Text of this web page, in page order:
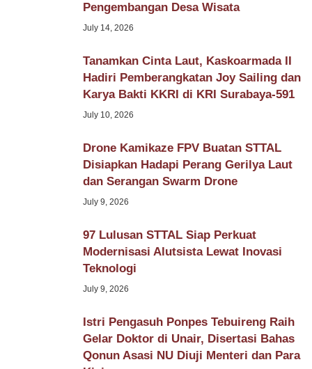
Pengembangan Desa Wisata
July 14, 2026
Tanamkan Cinta Laut, Kaskoarmada II
Hadiri Pemberangkatan Joy Sailing dan
Karya Bakti KKRI di KRI Surabaya-591
July 10, 2026
Drone Kamikaze FPV Buatan STTAL
Disiapkan Hadapi Perang Gerilya Laut
dan Serangan Swarm Drone
July 9, 2026
97 Lulusan STTAL Siap Perkuat
Modernisasi Alutsista Lewat Inovasi
Teknologi
July 9, 2026
Istri Pengasuh Ponpes Tebuireng Raih
Gelar Doktor di Unair, Disertasi Bahas
Qonun Asasi NU Diuji Menteri dan Para